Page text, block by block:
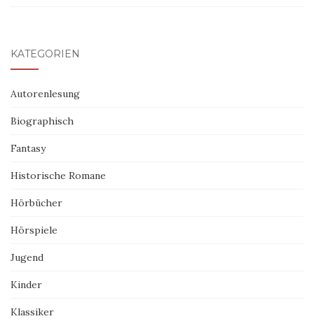
KATEGORIEN
Autorenlesung
Biographisch
Fantasy
Historische Romane
Hörbücher
Hörspiele
Jugend
Kinder
Klassiker